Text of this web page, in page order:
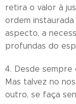
retira o valor à
ordem
aspecto, a
profundas do
4. Desde sempre
Mas talvez no
outro, se faça